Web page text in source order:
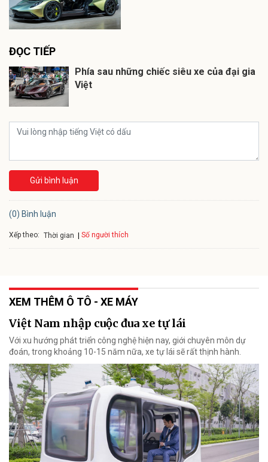
ĐỌC TIẾP
Phía sau những chiếc siêu xe của đại gia
Việt
Gửi bình luận
(0) Bình luận
Xếp theo: Thời gian Số người thích
XEM THÊM Ô TÔ - XE MÁY
Việt Nam nhập cuộc đua xe tự lái
Với xu hướng phát triển công nghệ hiện nay, giới chuyên môn dự
đoán, trong khoảng 10-15 năm nữa, xe tự lái sẽ rất thịnh hành.